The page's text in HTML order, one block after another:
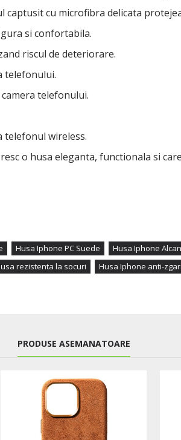
cu microfibra delicata
si confortabila.
riscul de deteriorare.
telefonului.
telefonului.
telefonul wireless.
o husa eleganta, functionala si
Husa Iphone PC Suede Husa Iphone
rezistenta la socuri Husa Iphone anti-
PRODUSE ASEMANATOARE